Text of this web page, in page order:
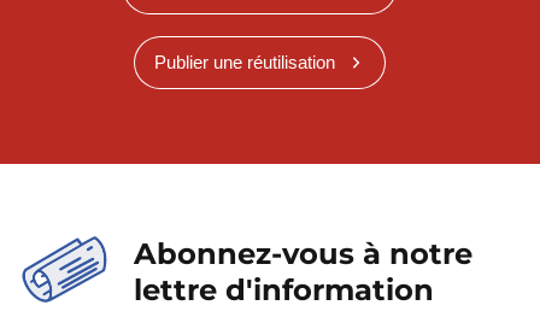
Publier une réutilisation
Abonnez-vous à notre
lettre d'information